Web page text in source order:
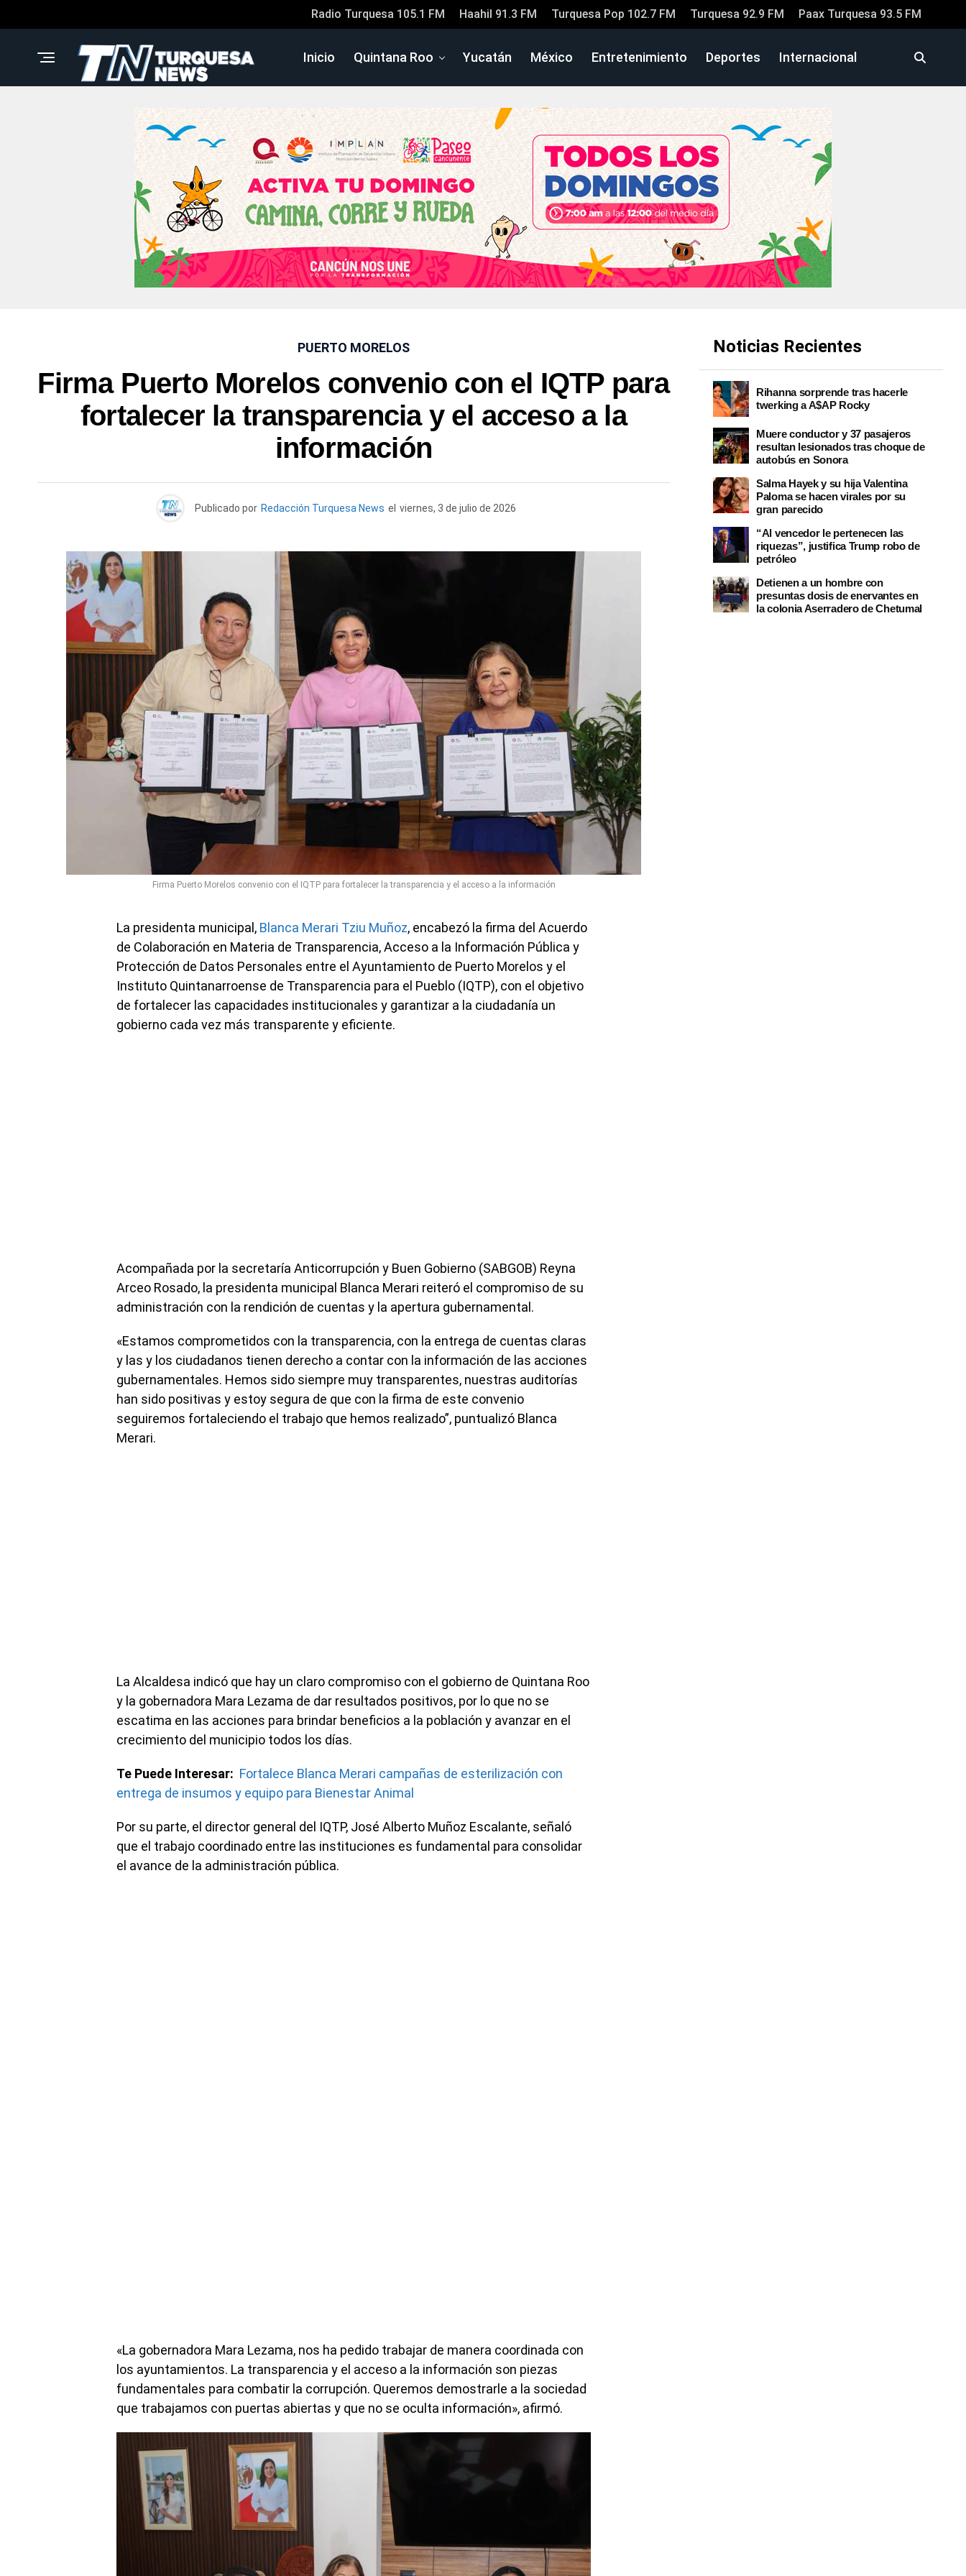
Radio Turquesa 105.1 FM Haahil 91.3 FM Turquesa Pop 102.7 FM Turquesa 92.9 FM Paax Turquesa 93.5 FM
Inicio Quintana Roo Yucatán México Entretenimiento Deportes Internacional
PUERTO MORELOS
Firma Puerto Morelos convenio con el IQTP para
fortalecer la transparencia y el acceso a la
información
Publicado por Redacción Turquesa News el viernes, 3 de julio de 2026
Firma Puerto Morelos convenio con el IQTP para fortalecer la transparencia y el acceso a la información
La presidenta municipal, Blanca Merari Tziu Muñoz, encabezó la firma del Acuerdo
de Colaboración en Materia de Transparencia, Acceso a la Información Pública y
Protección de Datos Personales entre el Ayuntamiento de Puerto Morelos y el
Instituto Quintanarroense de Transparencia para el Pueblo (IQTP), con el objetivo
de fortalecer las capacidades institucionales y garantizar a la ciudadanía un
gobierno cada vez más transparente y eficiente.
Acompañada por la secretaría Anticorrupción y Buen Gobierno (SABGOB) Reyna
Arceo Rosado, la presidenta municipal Blanca Merari reiteró el compromiso de su
administración con la rendición de cuentas y la apertura gubernamental.
«Estamos comprometidos con la transparencia, con la entrega de cuentas claras
y las y los ciudadanos tienen derecho a contar con la información de las acciones
gubernamentales. Hemos sido siempre muy transparentes, nuestras auditorías
han sido positivas y estoy segura de que con la firma de este convenio
seguiremos fortaleciendo el trabajo que hemos realizado”, puntualizó Blanca
Merari.
La Alcaldesa indicó que hay un claro compromiso con el gobierno de Quintana Roo
y la gobernadora Mara Lezama de dar resultados positivos, por lo que no se
escatima en las acciones para brindar beneficios a la población y avanzar en el
crecimiento del municipio todos los días.
Te Puede Interesar: Fortalece Blanca Merari campañas de esterilización con
entrega de insumos y equipo para Bienestar Animal
Por su parte, el director general del IQTP, José Alberto Muñoz Escalante, señaló
que el trabajo coordinado entre las instituciones es fundamental para consolidar
el avance de la administración pública.
«La gobernadora Mara Lezama, nos ha pedido trabajar de manera coordinada con
los ayuntamientos. La transparencia y el acceso a la información son piezas
fundamentales para combatir la corrupción. Queremos demostrarle a la sociedad
que trabajamos con puertas abiertas y que no se oculta información», afirmó.
Noticias Recientes
Rihanna sorprende tras hacerle
twerking a A$AP Rocky
Muere conductor y 37 pasajeros
resultan lesionados tras choque de
autobús en Sonora
Salma Hayek y su hija Valentina
Paloma se hacen virales por su
gran parecido
“Al vencedor le pertenecen las
riquezas”, justifica Trump robo de
petróleo
Detienen a un hombre con
presuntas dosis de enervantes en
la colonia Aserradero de Chetumal